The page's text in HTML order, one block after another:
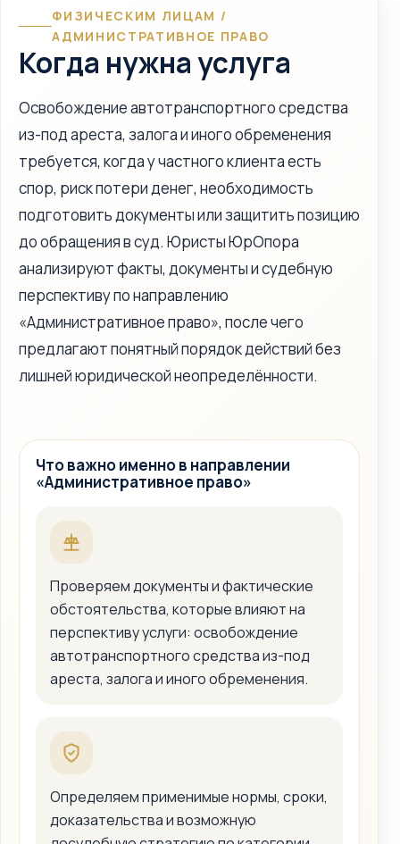
ФИЗИЧЕСКИМ ЛИЦАМ /
АДМИНИСТРАТИВНОЕ ПРАВО
Когда нужна услуга
Освобождение автотранспортного средства
из-под ареста, залога и иного обременения
требуется, когда у частного клиента есть
спор, риск потери денег, необходимость
подготовить документы или защитить позицию
до обращения в суд. Юристы ЮрОпора
анализируют факты, документы и судебную
перспективу по направлению
«Административное право», после чего
предлагают понятный порядок действий без
лишней юридической неопределённости.
Что важно именно в направлении
«Административное право»
Проверяем документы и фактические
обстоятельства, которые влияют на
перспективу услуги: освобождение
автотранспортного средства из-под
ареста, залога и иного обременения.
Определяем применимые нормы, сроки,
доказательства и возможную